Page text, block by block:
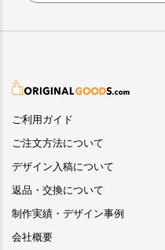
ご利用ガイド
ご注文方法について
デザイン入稿について
返品・交換について
制作実績・デザイン事例
会社概要